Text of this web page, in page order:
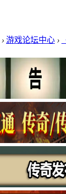
› 游戏论坛中心 ›